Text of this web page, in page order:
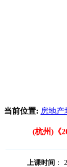
当前位置: 房地产
(杭州)《
上课时间 ：